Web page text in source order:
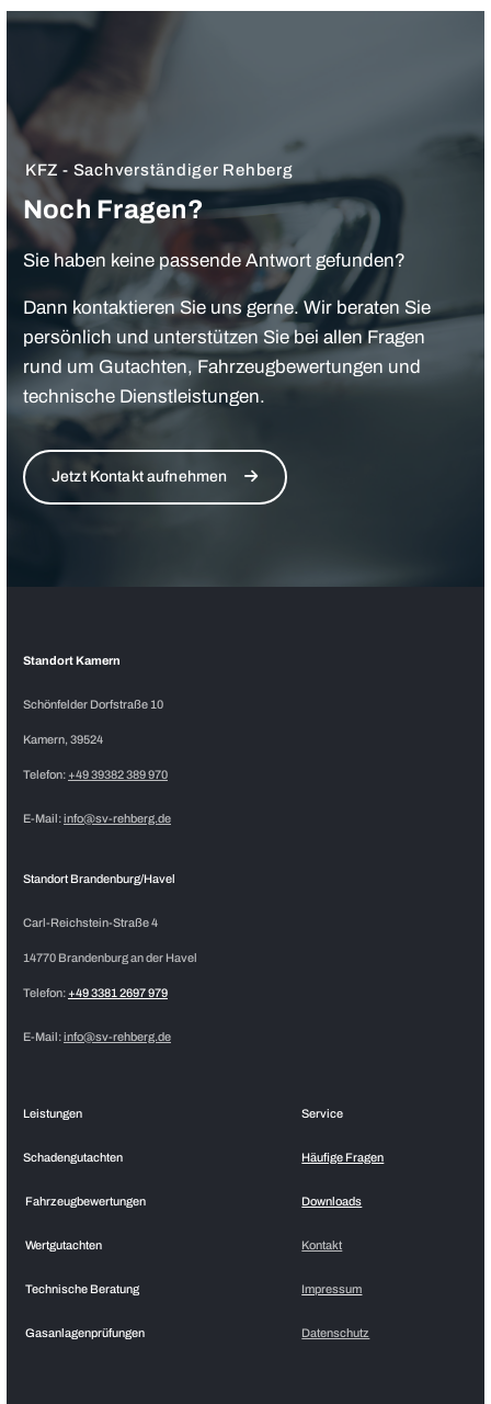
KFZ - Sachverständiger Rehberg
Noch Fragen?
Sie haben keine passende Antwort gefunden?
Dann kontaktieren Sie uns gerne. Wir beraten Sie
persönlich und unterstützen Sie bei allen Fragen
rund um Gutachten, Fahrzeugbewertungen und
technische Dienstleistungen.
Jetzt Kontakt aufnehmen
Standort Kamern
Schönfelder Dorfstraße 10
Kamern, 39524
Telefon: +49 39382 389 970
E-Mail:info@sv-rehberg.de
Standort Brandenburg/Havel
Carl-Reichstein-Straße 4
14770 Brandenburg an der Havel
Telefon: +49 3381 2697 979
E-Mail:info@sv-rehberg.de
Leistungen
Schadengutachten
Fahrzeugbewertungen
Wertgutachten
Technische Beratung
Gasanlagenprüfungen
Service
Häufige Fragen
Downloads
Kontakt
Impressum
Datenschutz